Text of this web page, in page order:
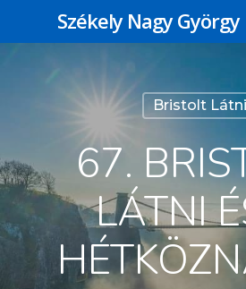
Üss egy entert a kereséshez,
meg az ESC gombot a
Székely Nagy György
Bristolt Látni
67.
LÁTNI